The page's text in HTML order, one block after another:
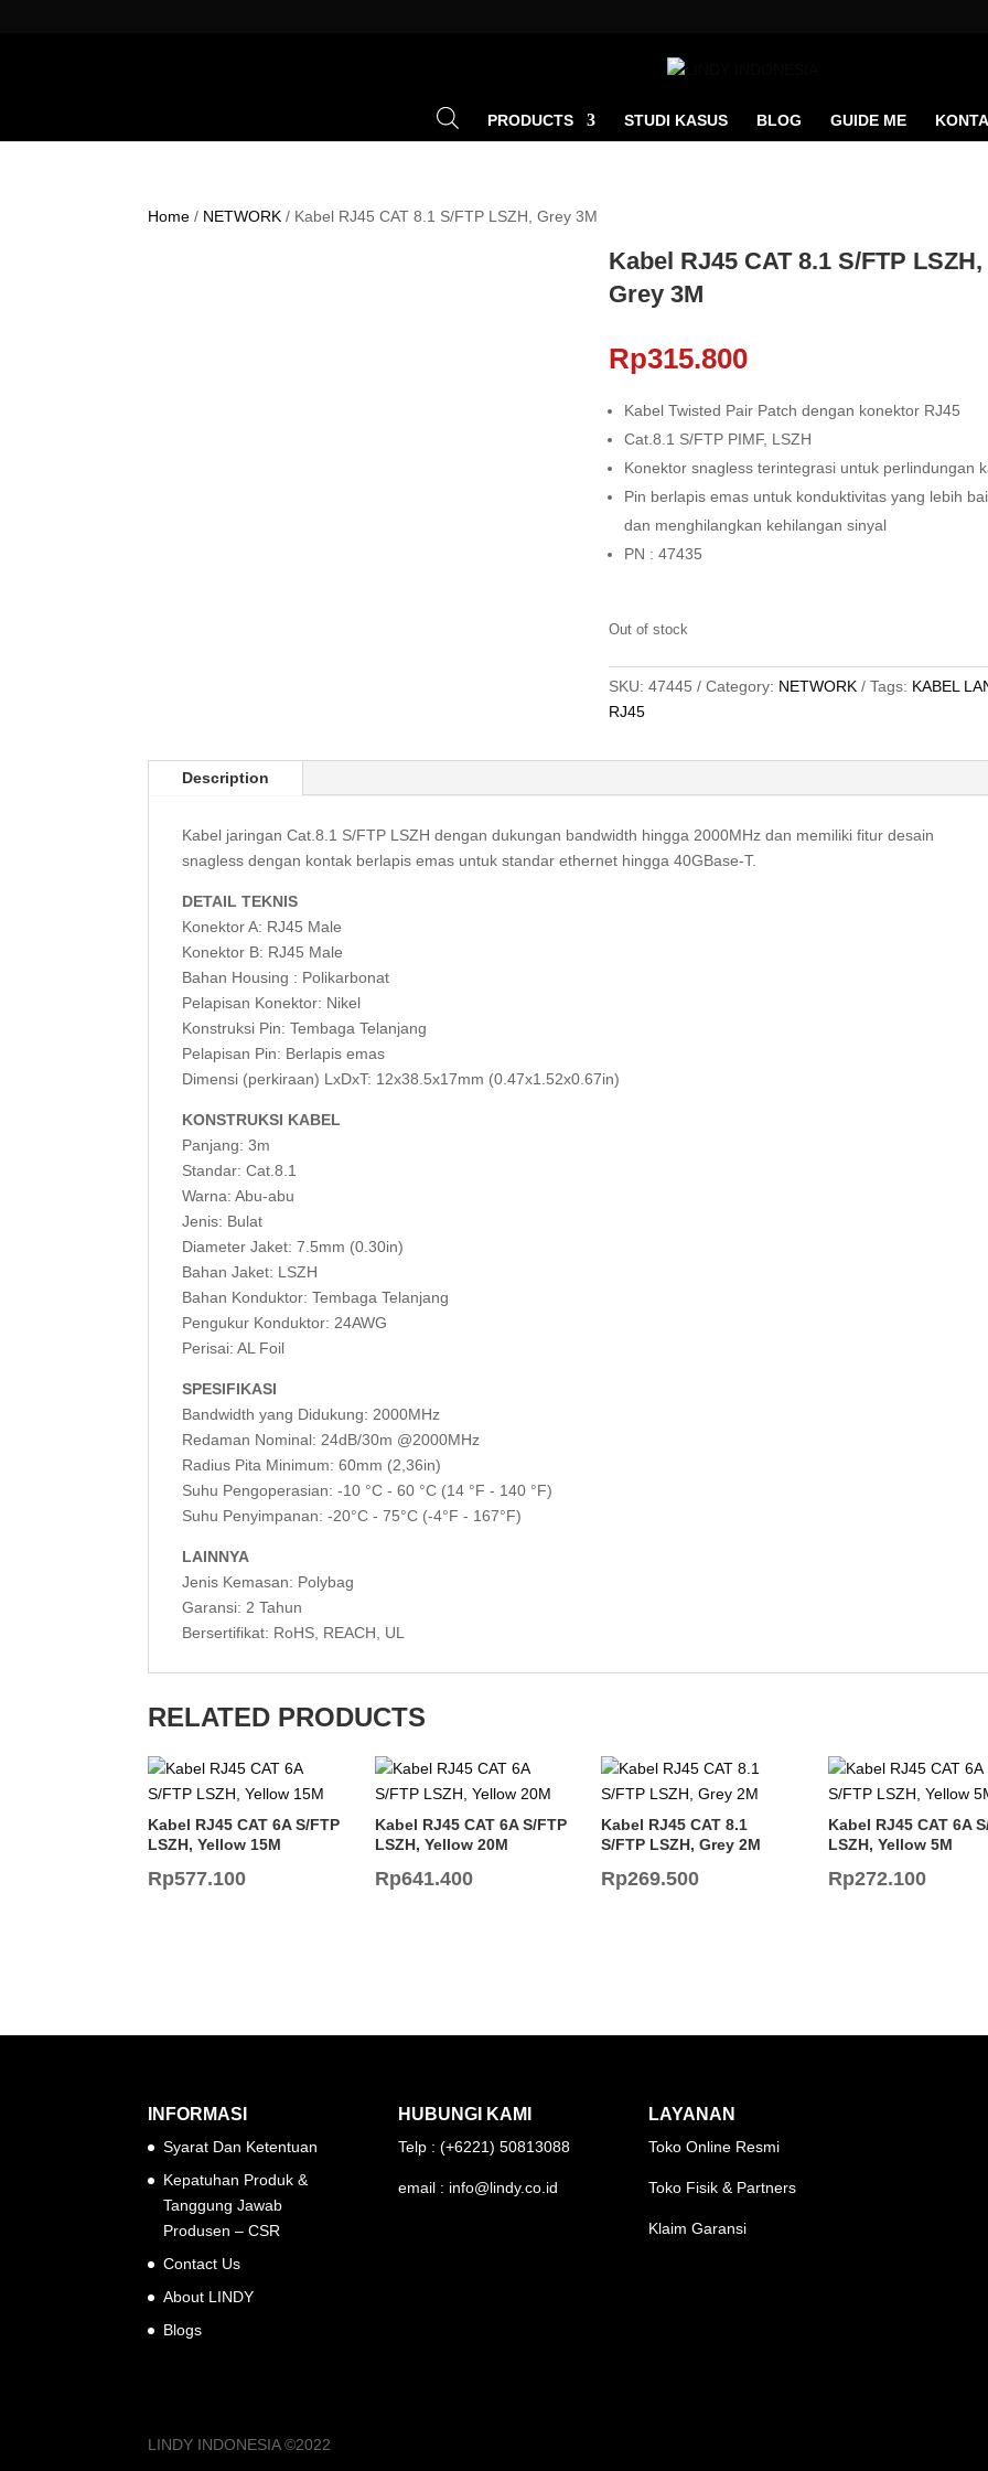
PRODUCTS STUDI KASUS BLOG GUIDE ME
Home / NETWORK / Kabel RJ45 CAT 8.1 S/FTP LSZH, Grey 3M
Kabel RJ45 CAT 8.1 S/FTP LSZH,
Grey 3M
Rp315.800
Kabel Twisted Pair Patch dengan konektor RJ45
Cat.8.1 S/FTP PIMF, LSZH
Konektor snagless terintegrasi untuk perlindungan
Pin berlapis emas untuk konduktivitas yang lebih
dan menghilangkan kehilangan sinyal
PN : 47435
Out of stock
SKU: 47445 Category: NETWORK Tags: KABEL
RJ45
Description
Kabel jaringan Cat.8.1 S/FTP LSZH dengan dukungan bandwidth hingga 2000MHz dan memiliki fitur desain
snagless dengan kontak berlapis emas untuk standar ethernet hingga 40GBase-T.
DETAIL TEKNIS
Konektor A: RJ45 Male
Konektor B: RJ45 Male
Bahan Housing : Polikarbonat
Pelapisan Konektor: Nikel
Konstruksi Pin: Tembaga Telanjang
Pelapisan Pin: Berlapis emas
Dimensi (perkiraan) LxDxT: 12x38.5x17mm (0.47x1.52x0.67in)
KONSTRUKSI KABEL
Panjang: 3m
Standar: Cat.8.1
Warna: Abu-abu
Jenis: Bulat
Diameter Jaket: 7.5mm (0.30in)
Bahan Jaket: LSZH
Bahan Konduktor: Tembaga Telanjang
Pengukur Konduktor: 24AWG
Perisai: AL Foil
SPESIFIKASI
Bandwidth yang Didukung: 2000MHz
Redaman Nominal: 24dB/30m @2000MHz
Radius Pita Minimum: 60mm (2,36in)
Suhu Pengoperasian: -10 °C - 60 °C (14 °F - 140 °F)
Suhu Penyimpanan: -20°C - 75°C (-4°F - 167°F)
LAINNYA
Jenis Kemasan: Polybag
Garansi: 2 Tahun
Bersertifikat: RoHS, REACH, UL
RELATED PRODUCTS
Kabel RJ45 CAT 6A S/FTP
LSZH, Yellow 15M
Rp577.100
Kabel RJ45 CAT 6A S/FTP
LSZH, Yellow 20M
Rp641.400
Kabel RJ45 CAT 8.1
S/FTP LSZH, Grey 2M
Rp269.500
Kabel RJ45 CAT 6A
LSZH, Yellow 5M
Rp272.100
INFORMASI
Syarat Dan Ketentuan
Kepatuhan Produk &
Tanggung Jawab
Produsen – CSR
Contact Us
About LINDY
Blogs
HUBUNGI KAMI
Telp : (+6221) 50813088
email : info@lindy.co.id
LAYANAN
Toko Online Resmi
Toko Fisik & Partners
Klaim Garansi
LINDY INDONESIA ©2022